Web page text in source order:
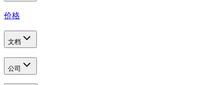
价格
文档
公司